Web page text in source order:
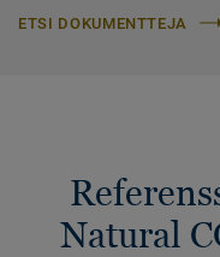
ETSI DOKUMENTTEJA
Natural